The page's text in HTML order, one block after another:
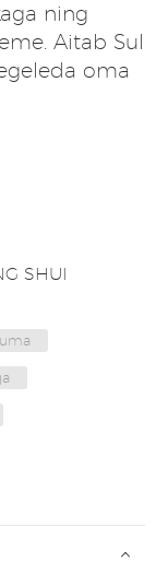
ning
Aitab Sul
oma
SHUI